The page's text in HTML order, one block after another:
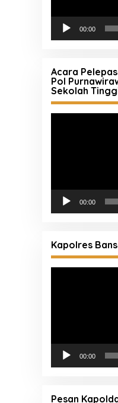
00:00
Acara
Pol
Sekolah
00:00
Kapolres
00:00
Pesan